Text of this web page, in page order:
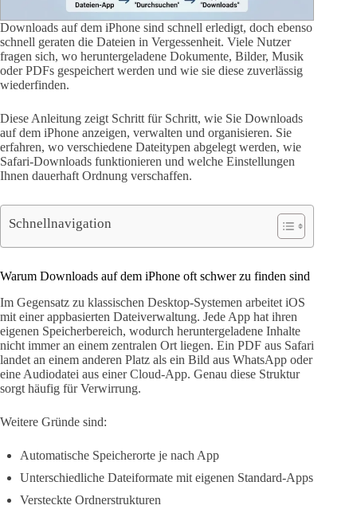
Downloads auf dem iPhone sind schnell erledigt, doch ebenso
schnell geraten die Dateien in Vergessenheit. Viele Nutzer
fragen sich, wo heruntergeladene Dokumente, Bilder, Musik
oder PDFs gespeichert werden und wie sie diese zuverlässig
wiederfinden.
Diese Anleitung zeigt Schritt für Schritt, wie Sie Downloads
auf dem iPhone anzeigen, verwalten und organisieren. Sie
erfahren, wo verschiedene Dateitypen abgelegt werden, wie
Safari-Downloads funktionieren und welche Einstellungen
Ihnen dauerhaft Ordnung verschaffen.
Schnellnavigation
Warum Downloads auf dem iPhone oft schwer zu finden sind
Im Gegensatz zu klassischen Desktop-Systemen arbeitet iOS
mit einer appbasierten Dateiverwaltung. Jede App hat ihren
eigenen Speicherbereich, wodurch heruntergeladene Inhalte
nicht immer an einem zentralen Ort liegen. Ein PDF aus Safari
landet an einem anderen Platz als ein Bild aus WhatsApp oder
eine Audiodatei aus einer Cloud-App. Genau diese Struktur
sorgt häufig für Verwirrung.
Weitere Gründe sind:
Automatische Speicherorte je nach App
Unterschiedliche Dateiformate mit eigenen Standard-Apps
Versteckte Ordnerstrukturen